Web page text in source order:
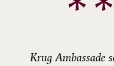
Krug Ambassade